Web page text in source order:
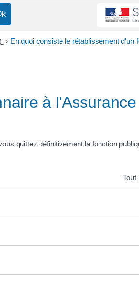
> En quoi consiste le rétablissement d'un
à
quittez définitivement la fonction
Tout